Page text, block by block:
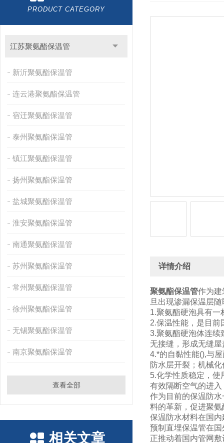
PRODUCT CATEGORY
江苏聚氨酯保温管
新沂聚氨酯保温管
连云港聚氨酯保温管
宿迁聚氨酯保温管
泰州聚氨酯保温管
镇江聚氨酯保温管
扬州聚氨酯保温管
盐城聚氨酯保温管
淮安聚氨酯保温管
南通聚氨酯保温管
苏州聚氨酯保温管
常州聚氨酯保温管
徐州聚氨酯保温管
无锡聚氨酯保温管
南京聚氨酯保温管
查看全部
相关文章
详情介绍
聚氨酯保温管作为
旦出现渗漏保温层
1.聚氨酯硬泡具有一
2.保温性能，是目
3.聚氨酯硬泡体连续
无接缝，形成无缝
4.*的自黏性能(),与
防水层开裂；机械
5.化学性质稳定，
有效隔断空气的进
作为目前的保温防
料的革新，促进聚
保温防水材料在国
预制直埋保温管在
正推动着国内管网